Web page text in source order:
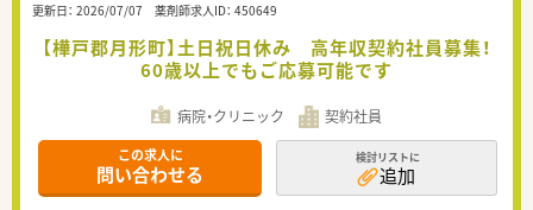
更新日： 2026/07/07 薬剤師求人ID： 450649
【樺戸郡月形町】土日祝日休み 高年収契約社員募集！
60歳以上でもご応募可能です
病院・クリニック 契約社員
この求人に
問い合わせる
検討リストに
追加